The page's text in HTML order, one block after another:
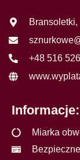
+48 516
Informacje:
Miarka